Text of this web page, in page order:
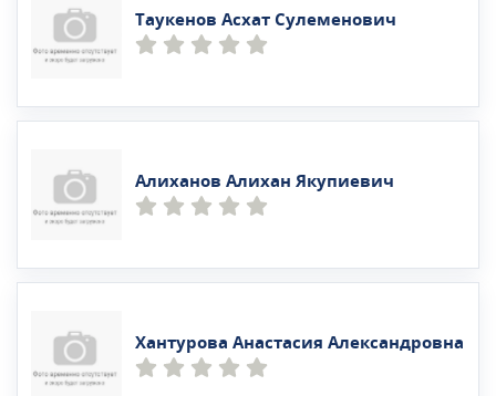
Таукенов Асхат Сулеменович
Алиханов Алихан Якупиевич
Хантурова Анастасия Александровна